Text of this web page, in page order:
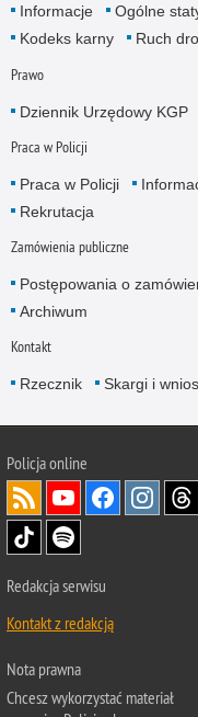
Informacje Ogólne
Kodeks karny
Ruch
Prawo
Dziennik Urzędowy KGP
Praca w Policji
Praca w Policji
Rekrutacja
Zamówienia publiczne
Postępowania o
Archiwum
Kontakt
Rzecznik Skargi i
Policjaonline
Redakcja serwisu
Kontakt z redakcją
Nota prawna
Chcesz wykorzystać materiał